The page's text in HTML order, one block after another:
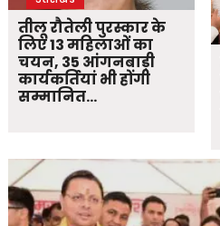
तीलू रौतेली पुरस्कार के
लिए 13 महिलाओं का
चयन, 35 आंगनबाड़ी
कार्यकर्तियां भी होंगी
सम्मानित…